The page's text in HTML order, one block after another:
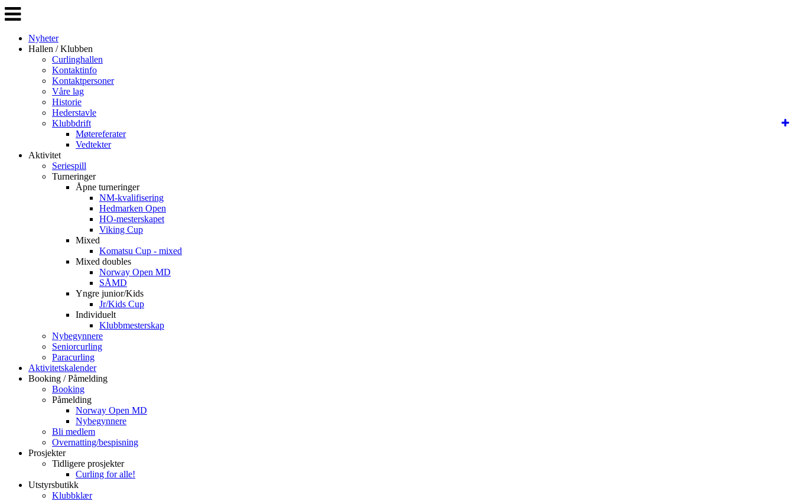
Veksle
navigasjon
Nyheter
Hallen / Klubben
Curlinghallen
Kontaktinfo
Kontaktpersoner
Våre lag
Historie
Hederstavle
Klubbdrift
Møtereferater
Vedtekter
Aktivitet
Seriespill
Turneringer
Åpne turneringer
NM-kvalifisering
Hedmarken Open
HO-mesterskapet
Viking Cup
Mixed
Komatsu Cup - mixed
Mixed doubles
Norway Open MD
SÅMD
Yngre junior/Kids
Jr/Kids Cup
Individuelt
Klubbmesterskap
Nybegynnere
Seniorcurling
Paracurling
Aktivitetskalender
Booking / Påmelding
Booking
Påmelding
Norway Open MD
Nybegynnere
Bli medlem
Overnatting/bespisning
Prosjekter
Tidligere prosjekter
Curling for alle!
Utstyrsbutikk
Klubbklær